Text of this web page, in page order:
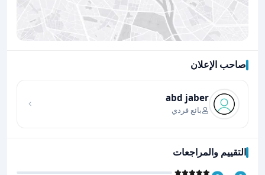
صاحب الإعلان
abd jaber
بائع فردي
التقييم والمراجعات